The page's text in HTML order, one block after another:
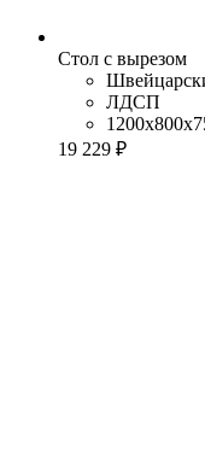
Стол с вырезом
ЛДСП
19 229 ₽